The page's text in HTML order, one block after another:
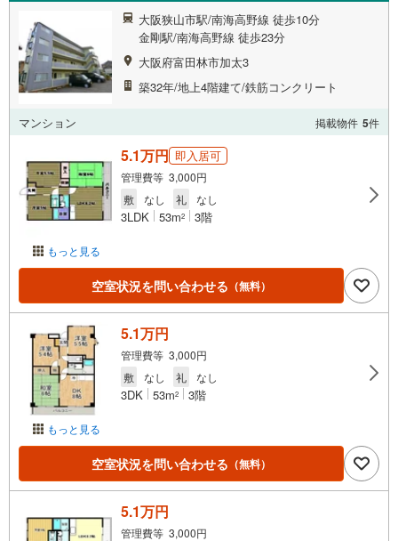
大阪狭山市駅/南海高野線 徒歩10分
金剛駅/南海高野線 徒歩23分
大阪府富田林市加太3
築32年/地上4階建て/鉄筋コンクリート
マンション 掲載物件 5件
もっと見る
5.1万円 即入居可
管理費等 3,000円
敷
なし 礼 なし
3LDK 53m2 3階
空室状況を問い合わせる （無料）
もっと見る
5.1万円
管理費等 3,000円
敷
なし 礼 なし
3DK 53m2 3階
空室状況を問い合わせる （無料）
5.1万円
管理費等 3,000円